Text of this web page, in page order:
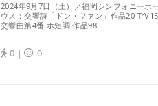
2024年9月7日（土）／福岡シンフォニーホ
ウス：交響詩「ドン・ファン」作品20
交響曲第4番 ホ短調 作品98...
0｜ 0